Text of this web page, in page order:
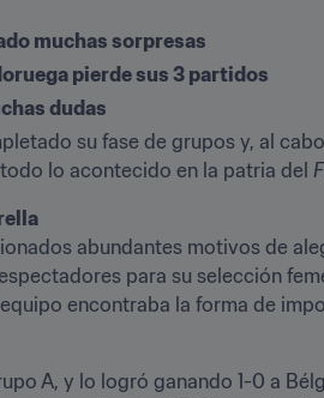
muchas sorpresas
pierde sus 3 partidos
dudas
su fase de grupos y, al
lo acontecido en la patria del
abundantes motivos de
para su selección
encontraba la forma de
A, y lo logró ganando 1-0 a